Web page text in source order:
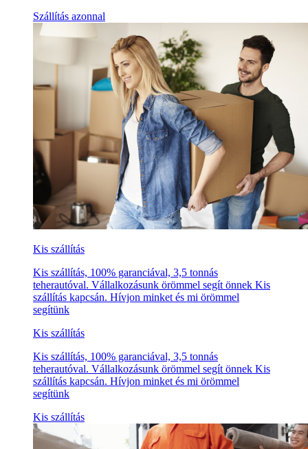
Szállítás azonnal
Kis szállítás
Kis szállítás, 100% garanciával, 3,5 tonnás
teherautóval. Vállalkozásunk örömmel segít önnek Kis
szállítás kapcsán. Hívjon minket és mi örömmel
segítünk
Kis szállítás
Kis szállítás, 100% garanciával, 3,5 tonnás
teherautóval. Vállalkozásunk örömmel segít önnek Kis
szállítás kapcsán. Hívjon minket és mi örömmel
segítünk
Kis szállítás